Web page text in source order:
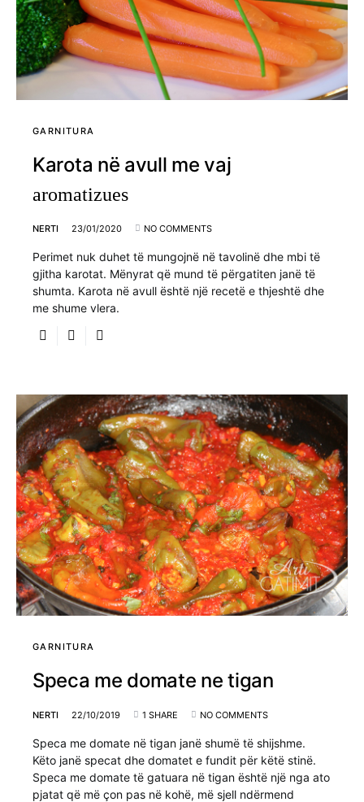
GARNITURA
Karota në avull me vaj
aromatizues
NERTI 23/01/2020 NO COMMENTS
Perimet nuk duhet të mungojnë në tavolinë dhe mbi të
gjitha karotat. Mënyrat që mund të përgatiten janë të
shumta. Karota në avull është një recetë e thjeshtë dhe
me shume vlera.
GARNITURA
Speca me domate ne tigan
NERTI 22/10/2019 1 SHARE NO COMMENTS
Speca me domate në tigan janë shumë të shijshme.
Këto janë specat dhe domatet e fundit për këtë stinë.
Speca me domate të gatuara në tigan është një nga ato
pjatat që më çon pas në kohë, më sjell ndërmend